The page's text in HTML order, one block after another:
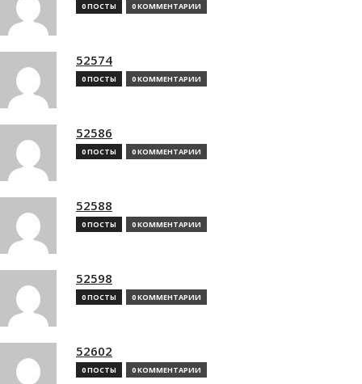
0 ПОСТЫ 0 КОММЕНТАРИИ
52574
0 ПОСТЫ 0 КОММЕНТАРИИ
52586
0 ПОСТЫ 0 КОММЕНТАРИИ
52588
0 ПОСТЫ 0 КОММЕНТАРИИ
52598
0 ПОСТЫ 0 КОММЕНТАРИИ
52602
0 ПОСТЫ 0 КОММЕНТАРИИ